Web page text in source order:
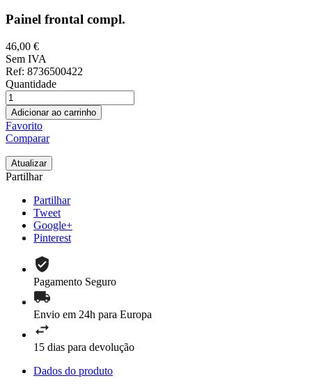
Painel frontal compl.
46,00 €
Sem IVA
Ref: 8736500422
Quantidade
Adicionar ao carrinho
Favorito
Comparar
Partilhar
Partilhar
Tweet
Google+
Pinterest
Pagamento Seguro
Envio em 24h para Europa
15 dias para devolução
Dados do produto